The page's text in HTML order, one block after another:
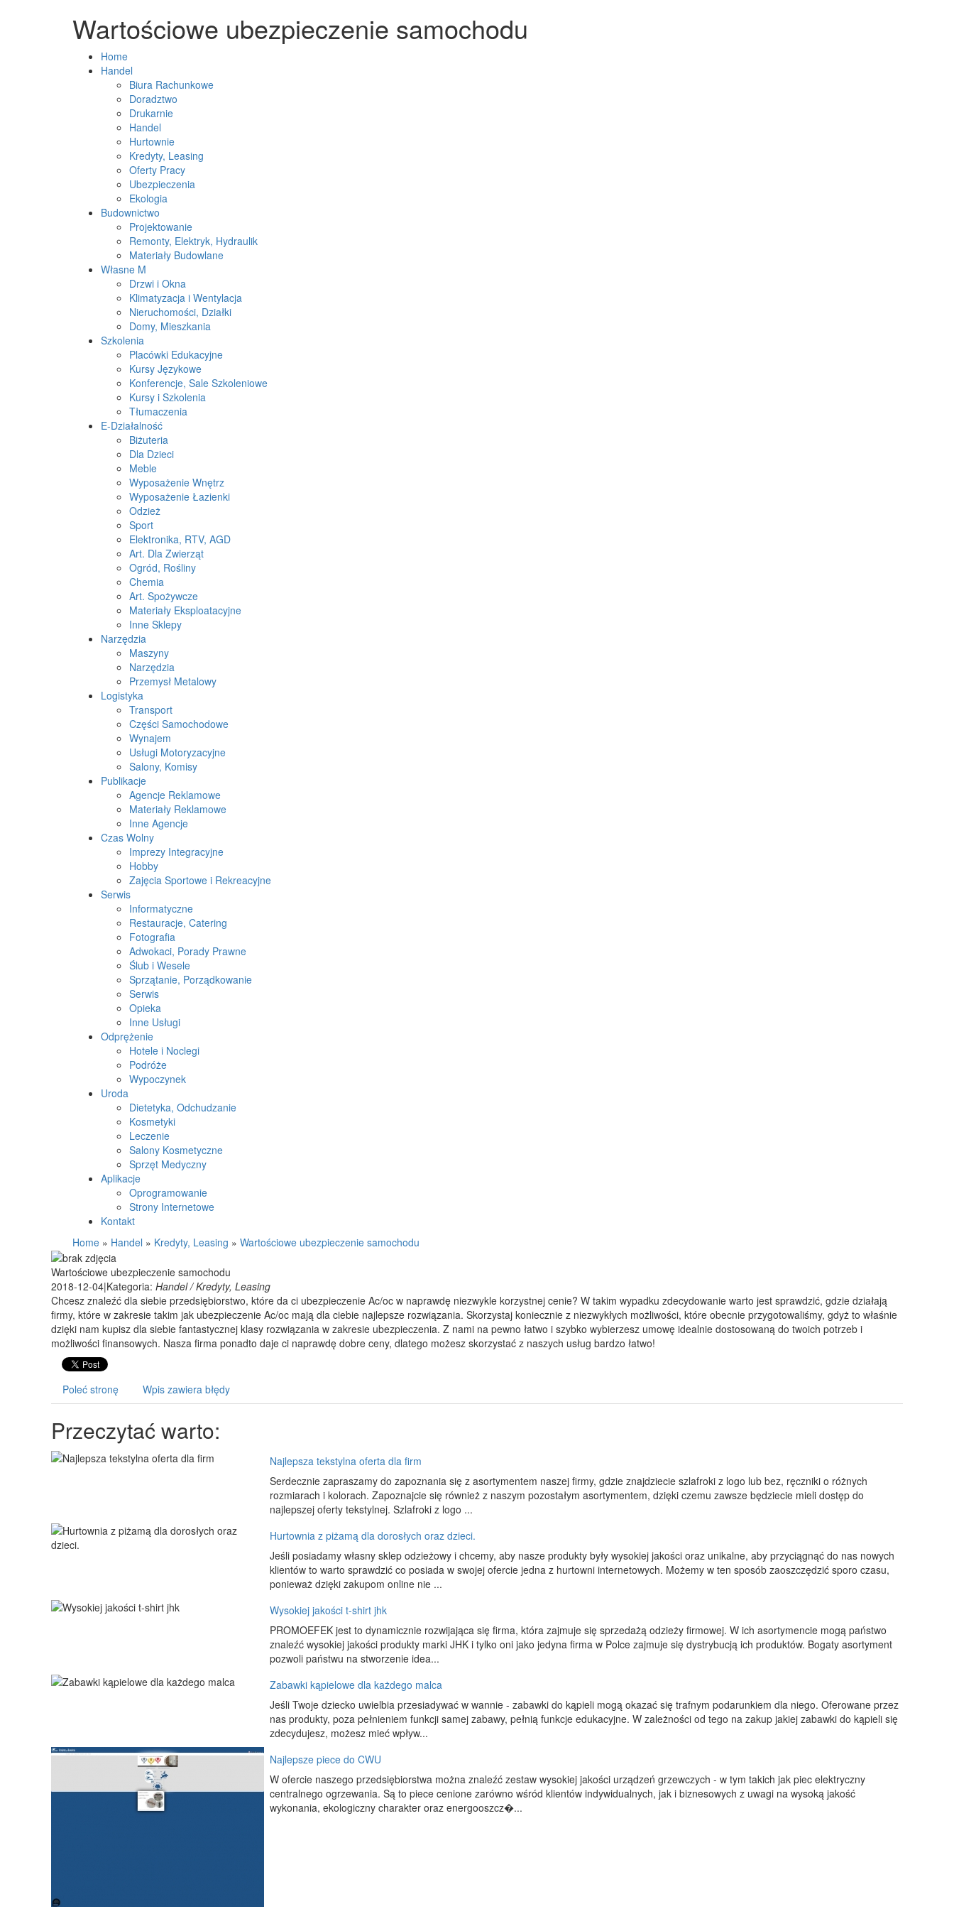
Wartościowe ubezpieczenie samochodu
Home
Handel
Biura Rachunkowe
Doradztwo
Drukarnie
Handel
Hurtownie
Kredyty, Leasing
Oferty Pracy
Ubezpieczenia
Ekologia
Budownictwo
Projektowanie
Remonty, Elektryk, Hydraulik
Materiały Budowlane
Własne M
Drzwi i Okna
Klimatyzacja i Wentylacja
Nieruchomości, Działki
Domy, Mieszkania
Szkolenia
Placówki Edukacyjne
Kursy Językowe
Konferencje, Sale Szkoleniowe
Kursy i Szkolenia
Tłumaczenia
E-Działalność
Biżuteria
Dla Dzieci
Meble
Wyposażenie Wnętrz
Wyposażenie Łazienki
Odzież
Sport
Elektronika, RTV, AGD
Art. Dla Zwierząt
Ogród, Rośliny
Chemia
Art. Spożywcze
Materiały Eksploatacyjne
Inne Sklepy
Narzędzia
Maszyny
Narzędzia
Przemysł Metalowy
Logistyka
Transport
Części Samochodowe
Wynajem
Usługi Motoryzacyjne
Salony, Komisy
Publikacje
Agencje Reklamowe
Materiały Reklamowe
Inne Agencje
Czas Wolny
Imprezy Integracyjne
Hobby
Zajęcia Sportowe i Rekreacyjne
Serwis
Informatyczne
Restauracje, Catering
Fotografia
Adwokaci, Porady Prawne
Ślub i Wesele
Sprzątanie, Porządkowanie
Serwis
Opieka
Inne Usługi
Odprężenie
Hotele i Noclegi
Podróże
Wypoczynek
Uroda
Dietetyka, Odchudzanie
Kosmetyki
Leczenie
Salony Kosmetyczne
Sprzęt Medyczny
Aplikacje
Oprogramowanie
Strony Internetowe
Kontakt
Home » Handel » Kredyty, Leasing » Wartościowe ubezpieczenie samochodu
Wartościowe ubezpieczenie samochodu
2018-12-04|Kategoria: Handel / Kredyty, Leasing
Chcesz znaleźć dla siebie przedsiębiorstwo, które da ci ubezpieczenie Ac/oc w naprawdę niezwykle korzystnej cenie? W takim wypadku zdecydowanie warto jest sprawdzić, gdzie działają
firmy, które w zakresie takim jak ubezpieczenie Ac/oc mają dla ciebie najlepsze rozwiązania. Skorzystaj koniecznie z niezwykłych możliwości, które obecnie przygotowaliśmy, gdyż to właśnie
dzięki nam kupisz dla siebie fantastycznej klasy rozwiązania w zakresie ubezpieczenia. Z nami na pewno łatwo i szybko wybierzesz umowę idealnie dostosowaną do twoich potrzeb i
możliwości finansowych. Nasza firma ponadto daje ci naprawdę dobre ceny, dlatego możesz skorzystać z naszych usług bardzo łatwo!
Poleć stronę Wpis zawiera błędy
Przeczytać warto:
Najlepsza tekstylna oferta dla firm
Serdecznie zapraszamy do zapoznania się z asortymentem naszej firmy, gdzie znajdziecie szlafroki z logo lub bez, ręczniki o różnych
rozmiarach i kolorach. Zapoznajcie się również z naszym pozostałym asortymentem, dzięki czemu zawsze będziecie mieli dostęp do
najlepszej oferty tekstylnej. Szlafroki z logo ...
Hurtownia z piżamą dla dorosłych oraz dzieci.
Jeśli posiadamy własny sklep odzieżowy i chcemy, aby nasze produkty były wysokiej jakości oraz unikalne, aby przyciągnąć do nas nowych
klientów to warto sprawdzić co posiada w swojej ofercie jedna z hurtowni internetowych. Możemy w ten sposób zaoszczędzić sporo czasu,
ponieważ dzięki zakupom online nie ...
Wysokiej jakości t-shirt jhk
PROMOEFEK jest to dynamicznie rozwijająca się firma, która zajmuje się sprzedażą odzieży firmowej. W ich asortymencie mogą państwo
znaleźć wysokiej jakości produkty marki JHK i tylko oni jako jedyna firma w Polce zajmuje się dystrybucją ich produktów. Bogaty asortyment
pozwoli państwu na stworzenie idea...
Zabawki kąpielowe dla każdego malca
Jeśli Twoje dziecko uwielbia przesiadywać w wannie - zabawki do kąpieli mogą okazać się trafnym podarunkiem dla niego. Oferowane przez
nas produkty, poza pełnieniem funkcji samej zabawy, pełnią funkcje edukacyjne. W zależności od tego na zakup jakiej zabawki do kąpieli się
zdecydujesz, możesz mieć wpływ...
Najlepsze piece do CWU
W ofercie naszego przedsiębiorstwa można znaleźć zestaw wysokiej jakości urządzeń grzewczych - w tym takich jak piec elektryczny
centralnego ogrzewania. Są to piece cenione zarówno wśród klientów indywidualnych, jak i biznesowych z uwagi na wysoką jakość
wykonania, ekologiczny charakter oraz energooszcz�...